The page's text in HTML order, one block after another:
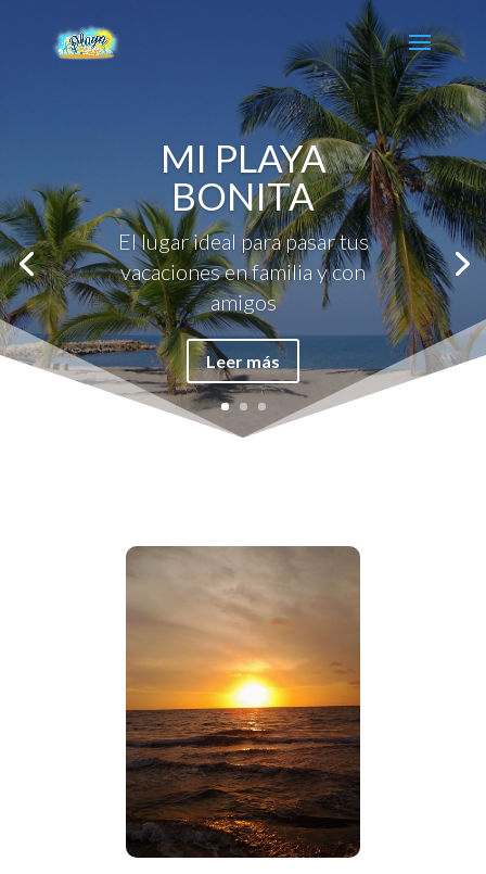
MI PLAYA
BONITA
El lugar ideal para pasar tus
vacaciones en familia y con
amigos
Leer más